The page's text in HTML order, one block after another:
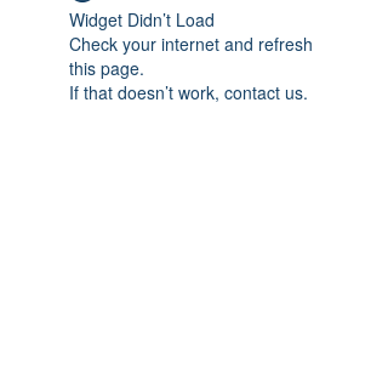
Widget Didn’t Load
Check your internet and refresh
this page.
If that doesn’t work, contact us.